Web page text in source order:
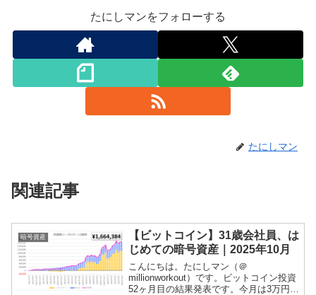
たにしマンをフォローする
たにしマン
関連記事
暗号資産
【ビットコイン】31歳会社員、は
じめての暗号資産｜2025年10月
こんにちは。たにしマン（＠
millionworkout）です。ビットコイン投資
52ヶ月目の結果発表です。今月は3万円ほ